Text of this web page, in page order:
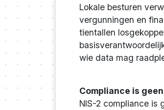
Lokale besturen
vergunningen en
tientallen
wie data mag
Compliance is
NIS-2 compliance is